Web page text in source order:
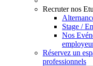
Recruter nos
Stage /
Nos
Réservez un
professionnels